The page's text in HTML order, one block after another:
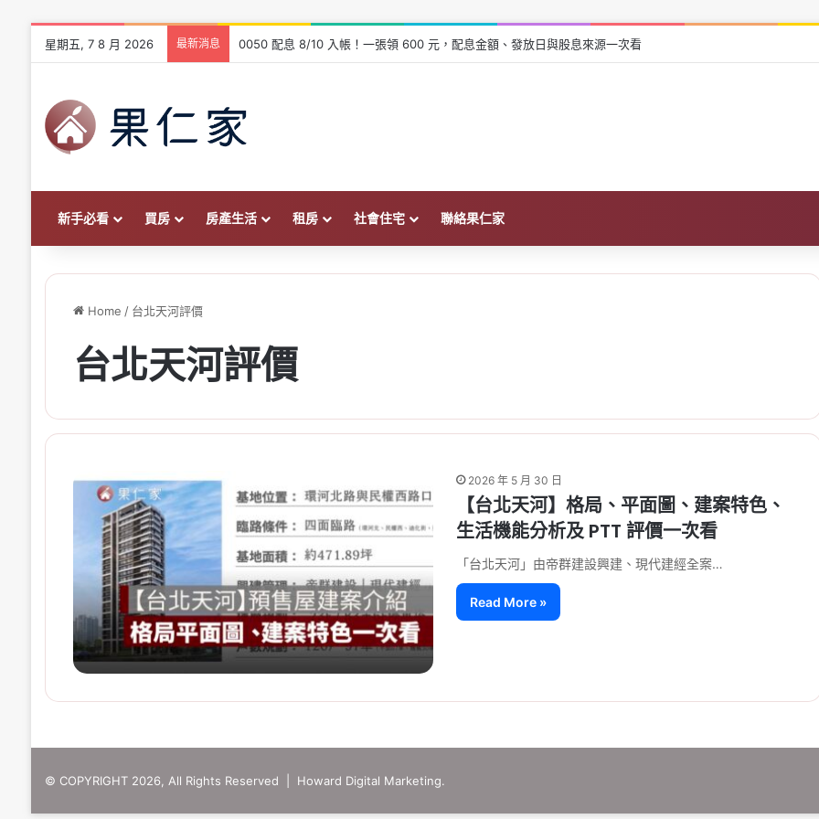
星期五, 7 8 月 2026 最新消息 0050 配息 8/10 入帳！一張領 600 元，配息金額、發放日與股息來源一次看
新手必看 買房 房產生活 租房 社會住宅 聯絡果仁家
Home / 台北天河評價
台北天河評價
2026 年 5 月 30 日
【台北天河】格局、平面圖、建案特色、
生活機能分析及 PTT 評價一次看
「台北天河」由帝群建設興建、現代建經全案…
Read More »
© COPYRIGHT 2026, All Rights Reserved | Howard Digital Marketing.